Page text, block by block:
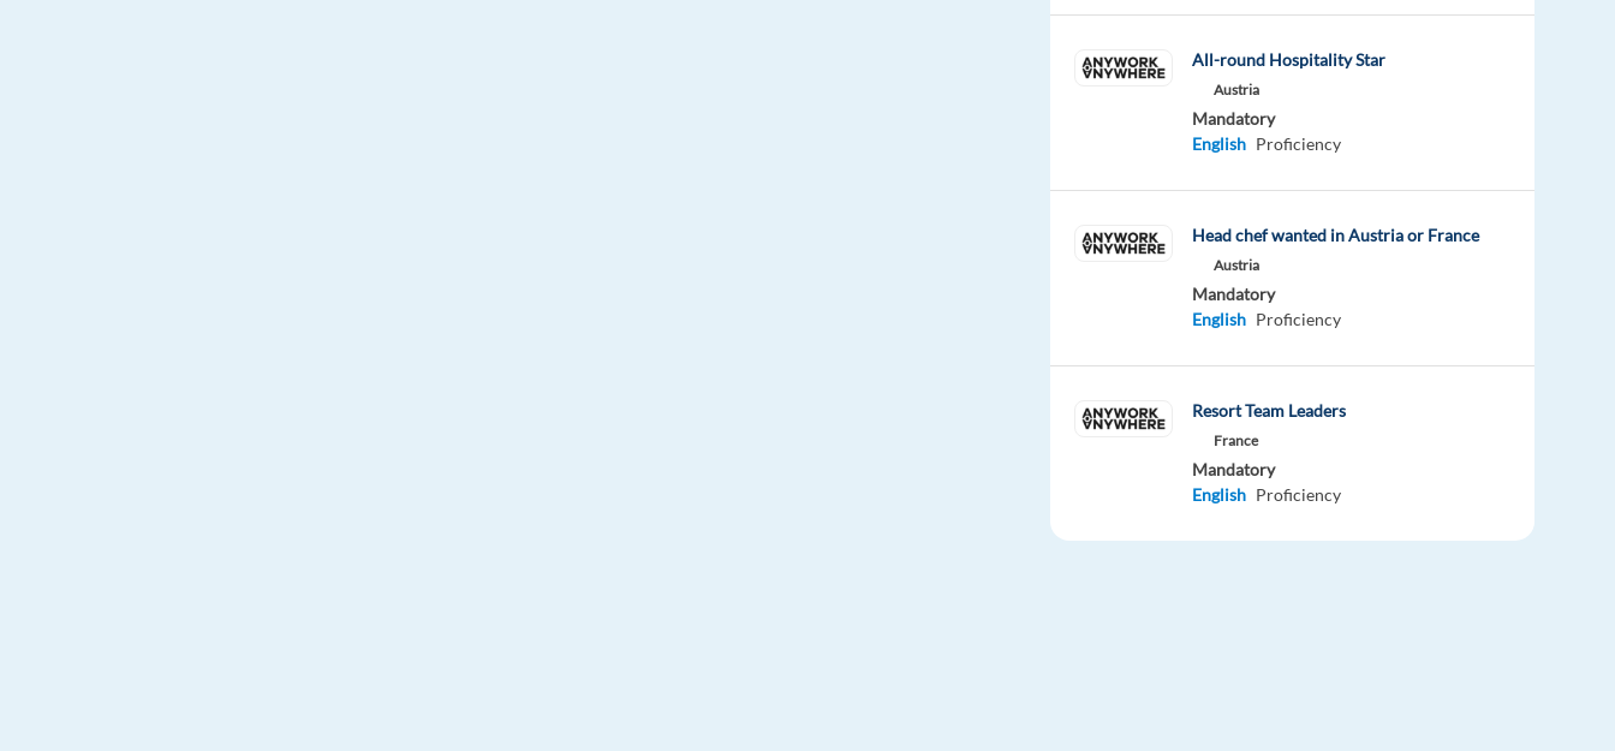
All-round Hospitality Star
Austria
Mandatory
English Proficiency
Head chef wanted in Austria or France
Austria
Mandatory
English Proficiency
Resort Team Leaders
France
Mandatory
English Proficiency